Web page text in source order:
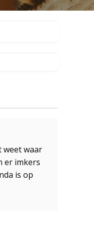
weet waar
er imkers
is op